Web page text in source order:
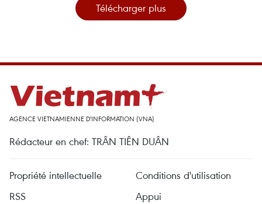
Télécharger plus
AGENCE VIETNAMIENNE D'INFORMATION (VNA)
Rédacteur en chef: TRÂN TIÊN DUÂN
Propriété intellectuelle
Conditions d'utilisation
RSS
Appui